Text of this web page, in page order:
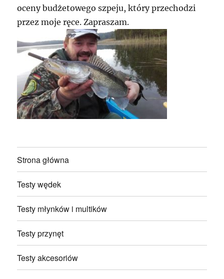
oceny budżetowego szpeju, który przechodzi
przez moje ręce. Zapraszam.
Strona główna
Testy wędek
Testy młynków i multików
Testy przynęt
Testy akcesoriów